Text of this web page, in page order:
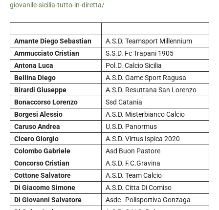
giovanile-sicilia-tutto-in-diretta/
Amante Diego Sebastian
A.S.D. Teamsport Millennium
Ammucciato Cristian
S.S.D. Fc Trapani 1905
Antona Luca
Pol.D. Calcio Sicilia
Bellina Diego
A.S.D. Game Sport Ragusa
Birardi Giuseppe
A.S.D. Resuttana San Lorenzo
Bonaccorso Lorenzo
Ssd Catania
Borgesi Alessio
A.S.D. Misterbianco Calcio
Caruso Andrea
U.S.D. Panormus
Cicero Giorgio
A.S.D. Virtus Ispica 2020
Colombo Gabriele
Asd Buon Pastore
Concorso Cristian
A.S.D. F.C.Gravina
Cottone Salvatore
A.S.D. Team Calcio
Di Giacomo Simone
A.S.D. Citta Di Comiso
Di Giovanni Salvatore
Asdc Polisportiva Gonzaga